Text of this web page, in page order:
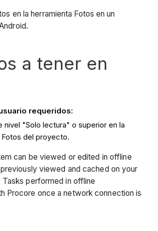
en la herramienta Fotos en un
a tener en
requeridos:
nivel "Solo lectura" o superior en la
Fotos del proyecto.
can be viewed or edited in offline
viewed and cached on your
performed in offline
Procore once a network connection is